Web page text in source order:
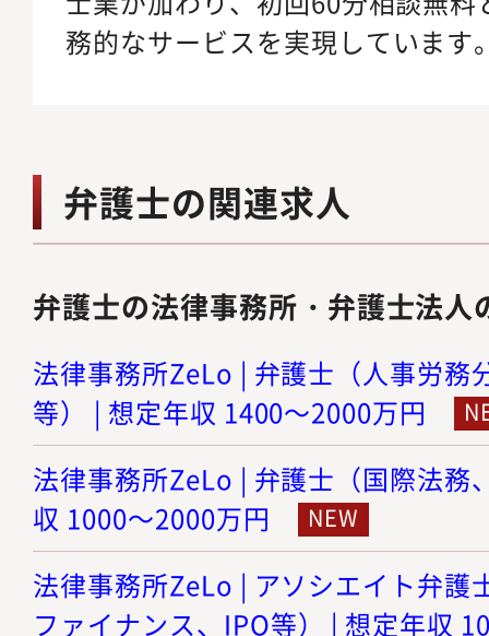
務的なサービスを実現しています
弁護士の関連求人
弁護士の法律事務所・弁護士法人
法律事務所ZeLo | 弁護士（人事労務
等） | 想定年収 1400～2000万円
法律事務所ZeLo | 弁護士（国際法務
収 1000～2000万円
法律事務所ZeLo | アソシエイト弁護
ファイナンス、IPO等） | 想定年収